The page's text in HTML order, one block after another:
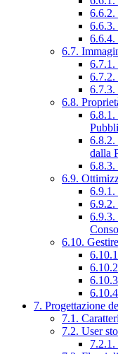
6.6.2.
6.6.3.
6.6.4.
6.7.
6.7.1.
6.7.2.
6.7.3.
6.8.
6.8.1.
6.8.2.
dalla
6.8.3.
6.9.
6.9.1.
6.9.2.
6.9.3.
6.10.
7. Progettazione
7.1.
7.2. User
7.2.1.